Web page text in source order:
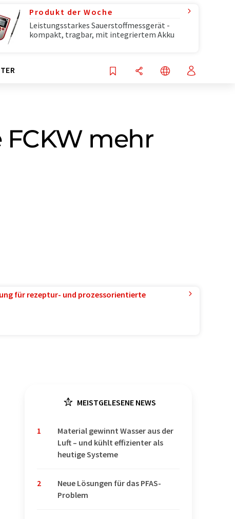
Produkt der Woche
Leistungsstarkes Sauerstoffmessgerät -
kompakt, tragbar, mit integriertem Akku
mehr
für rezeptur- und prozessorientierte
MEISTGELESENE NEWS
1
Material gewinnt Wasser aus der
Luft – und kühlt effizienter als
heutige Systeme
2
Neue Lösungen für das PFAS-
Problem